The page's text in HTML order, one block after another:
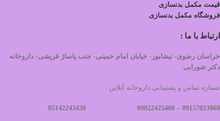
قیمت مکمل بدنسازی
فروشگاه مکمل بدنسازی
ارتباط با ما :
خراسان رضوی- نیشابور- خیابان امام خمینی- جنب پاساژ قریشی- داروخانه
دکتر شورابی
شماره تماس و پشتیبانی داروخانه آنلاین :
09157023060 –